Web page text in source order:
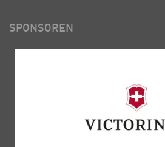
SPONSOREN